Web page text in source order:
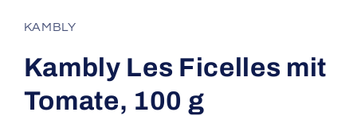
Modal
öffnen
KAMBLY
Kambly Les Ficelles mit
Tomate, 100 g